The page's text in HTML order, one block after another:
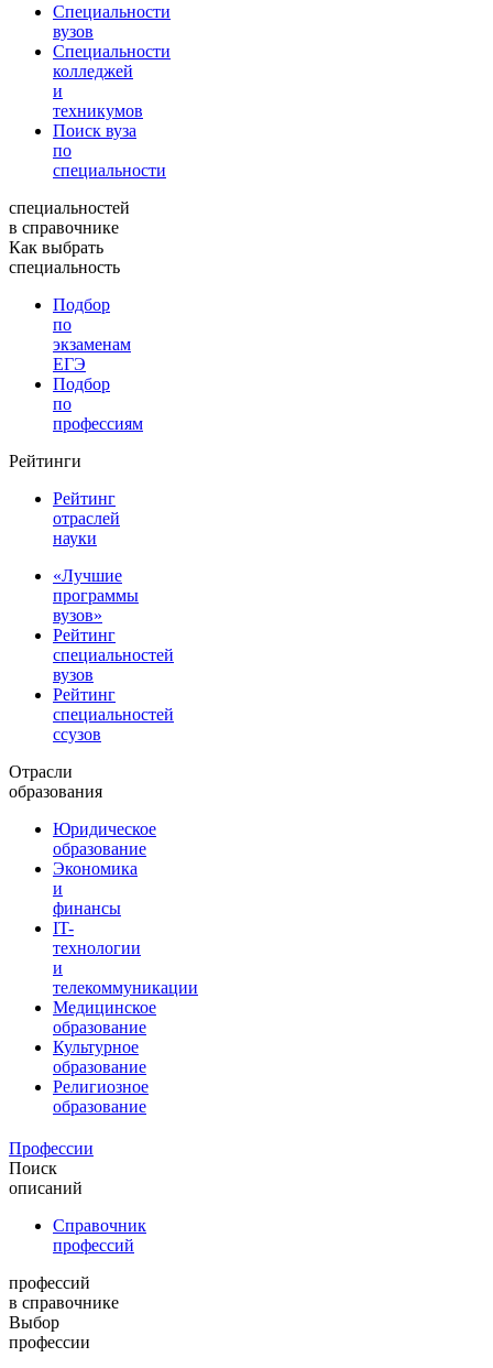
Специальности
вузов
Специальности
колледжей
и
техникумов
Поиск вуза
по
специальности
специальностей
в справочнике
Как выбрать
специальность
Подбор
по
экзаменам
ЕГЭ
Подбор
по
профессиям
Рейтинги
Рейтинг
отраслей
науки
«Лучшие
программы
вузов»
Рейтинг
специальностей
вузов
Рейтинг
специальностей
ссузов
Отрасли
образования
Юридическое
образование
Экономика
и
финансы
IT-
технологии
и
телекоммуникации
Медицинское
образование
Культурное
образование
Религиозное
образование
Профессии
Поиск
описаний
Справочник
профессий
профессий
в справочнике
Выбор
профессии